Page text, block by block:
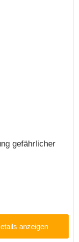
gefährlicher
anzeigen